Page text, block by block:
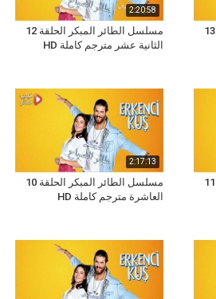
مسلسل الطائر المبكر الحلقة 13
2:20:58
مسلسل الطائر المبكر الحلقة 12
الثانية عشر مترجم كاملة HD
مسلسل الطائر المبكر الحلقة 11
2:17:13
مسلسل الطائر المبكر الحلقة 10
العاشرة مترجم كاملة HD